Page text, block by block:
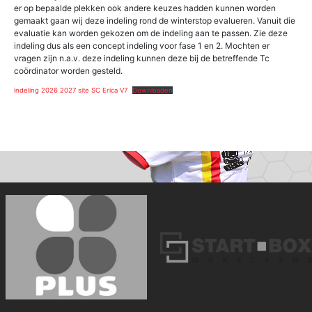
er op bepaalde plekken ook andere keuzes hadden kunnen worden
gemaakt gaan wij deze indeling rond de winterstop evalueren. Vanuit die
evaluatie kan worden gekozen om de indeling aan te passen. Zie deze
indeling dus als een concept indeling voor fase 1 en 2. Mochten er
vragen zijn n.a.v. deze indeling kunnen deze bij de betreffende Tc
coördinator worden gesteld.
indeling 2026 2027 site SC Erica V7 Downloaden